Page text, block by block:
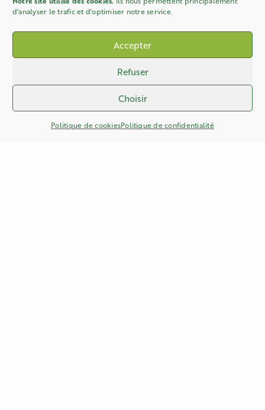
d'analyser le trafic et d'optimiser notre service.
Accepter
Refuser
Choisir
Politique de cookiesPolitique de confidentialité